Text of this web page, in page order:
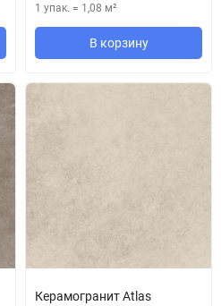
1 упак. = 1,08 м²
В корзину
Керамогранит Atlas